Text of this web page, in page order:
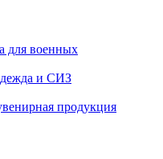
для военных
и СИЗ
продукция